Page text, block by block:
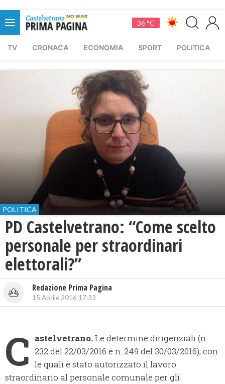
36 °C
TV CRONACA ECONOMIA SPORT POLITICA
POLITICA
PD Castelvetrano: “Come scelto
personale per straordinari
elettorali?”
Redazione Prima Pagina
15 Aprile 2016 17:33
C astelvetrano.Le determine dirigenziali (n.
232 del 22/03/2016 e n. 249 del 30/03/2016), con
le quali è stato autorizzato il lavoro
straordinario al personale comunale per gli